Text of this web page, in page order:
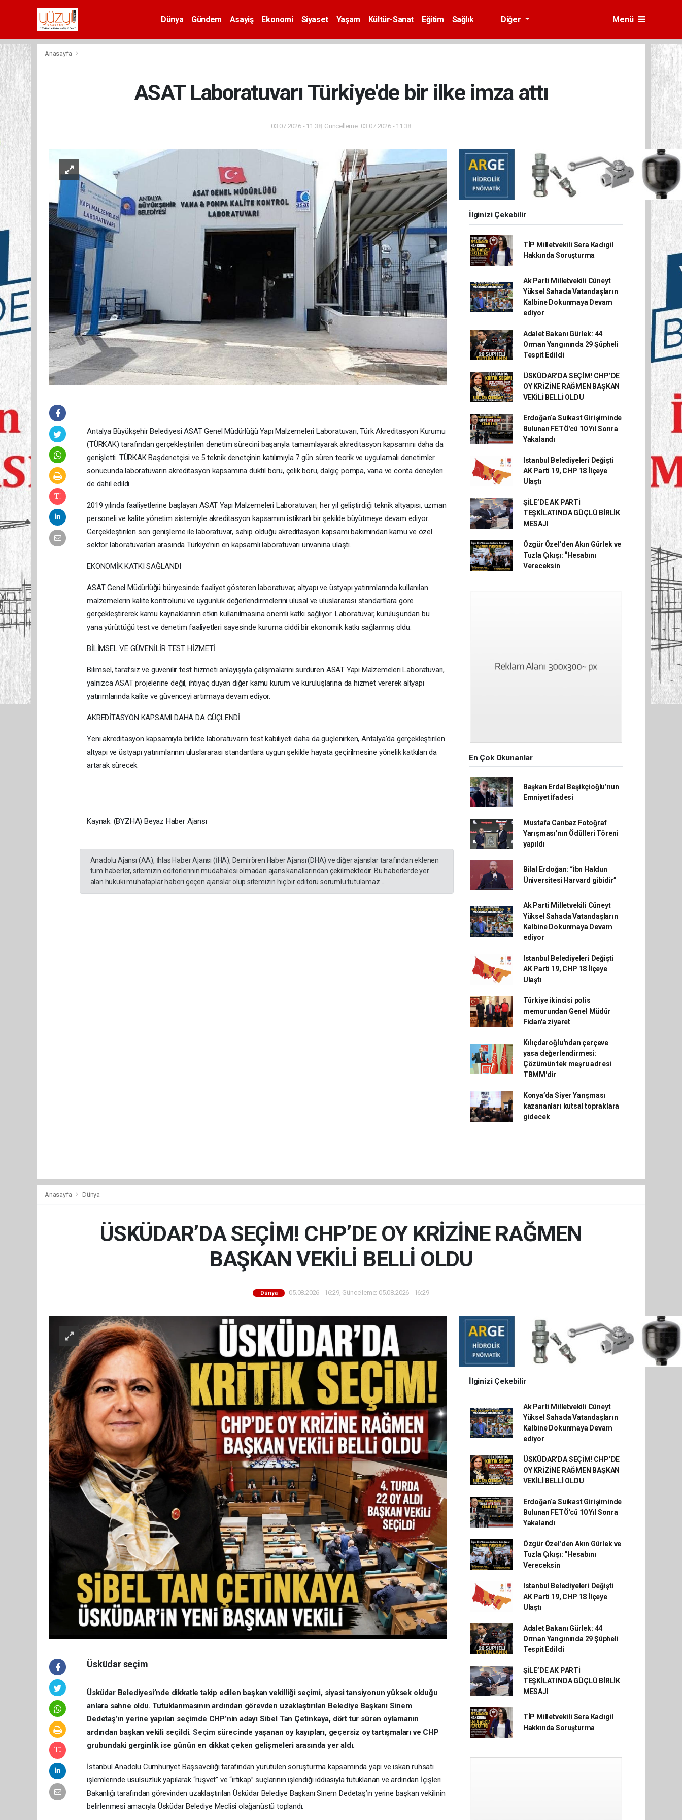
Dünya Gündem Asayiş Ekonomi Siyaset Yaşam Kültür-Sanat Eğitim
Sağlık
Diğer Menü
Anasayfa
ASAT Laboratuvarı Türkiye'de bir ilke imza attı
03.07.2026 - 11:38, Güncelleme: 03.07.2026 - 11:38
Antalya Büyükşehir Belediyesi ASAT Genel Müdürlüğü Yapı Malzemeleri Laboratuvarı, Türk Akreditasyon Kurumu
(TÜRKAK) tarafından gerçekleştirilen denetim sürecini başarıyla tamamlayarak akreditasyon kapsamını daha da
genişletti. TÜRKAK Başdenetçisi ve 5 teknik denetçinin katılımıyla 7 gün süren teorik ve uygulamalı denetimler
sonucunda laboratuvarın akreditasyon kapsamına düktil boru, çelik boru, dalgıç pompa, vana ve conta deneyleri
de dahil edildi.
2019 yılında faaliyetlerine başlayan ASAT Yapı Malzemeleri Laboratuvarı, her yıl geliştirdiği teknik altyapısı, uzman
personeli ve kalite yönetim sistemiyle akreditasyon kapsamını istikrarlı bir şekilde büyütmeye devam ediyor.
Gerçekleştirilen son genişleme ile laboratuvar, sahip olduğu akreditasyon kapsamı bakımından kamu ve özel
sektör laboratuvarları arasında Türkiye’nin en kapsamlı laboratuvarı ünvanına ulaştı.
EKONOMİK KATKI SAĞLANDI
ASAT Genel Müdürlüğü bünyesinde faaliyet gösteren laboratuvar, altyapı ve üstyapı yatırımlarında kullanılan
malzemelerin kalite kontrolünü ve uygunluk değerlendirmelerini ulusal ve uluslararası standartlara göre
gerçekleştirerek kamu kaynaklarının etkin kullanılmasına önemli katkı sağlıyor. Laboratuvar, kuruluşundan bu
yana yürüttüğü test ve denetim faaliyetleri sayesinde kuruma ciddi bir ekonomik katkı sağlanmış oldu.
BİLİMSEL VE GÜVENİLİR TEST HİZMETİ
Bilimsel, tarafsız ve güvenilir test hizmeti anlayışıyla çalışmalarını sürdüren ASAT Yapı Malzemeleri Laboratuvarı,
yalnızca ASAT projelerine değil, ihtiyaç duyan diğer kamu kurum ve kuruluşlarına da hizmet vererek altyapı
yatırımlarında kalite ve güvenceyi artırmaya devam ediyor.
AKREDİTASYON KAPSAMI DAHA DA GÜÇLENDİ
Yeni akreditasyon kapsamıyla birlikte laboratuvarın test kabiliyeti daha da güçlenirken, Antalya’da gerçekleştirilen
altyapı ve üstyapı yatırımlarının uluslararası standartlara uygun şekilde hayata geçirilmesine yönelik katkıları da
artarak sürecek.
Kaynak: (BYZHA) Beyaz Haber Ajansı
Anadolu Ajansı (AA), İhlas Haber Ajansı (İHA), Demirören Haber Ajansı (DHA) ve diğer ajanslar tarafından eklenen
tüm haberler, sitemizin editörlerinin müdahalesi olmadan ajans kanallarından çekilmektedir. Bu haberlerde yer
alan hukuki muhataplar haberi geçen ajanslar olup sitemizin hiç bir editörü sorumlu tutulamaz...
İlginizi Çekebilir
TİP Milletvekili Sera Kadıgil
Hakkında Soruşturma
Ak Parti Milletvekili Cüneyt
Yüksel Sahada Vatandaşların
Kalbine Dokunmaya Devam
ediyor
Adalet Bakanı Gürlek: 44
Orman Yangınında 29 Şüpheli
Tespit Edildi
ÜSKÜDAR’DA SEÇİM! CHP’DE
OY KRİZİNE RAĞMEN BAŞKAN
VEKİLİ BELLİ OLDU
Erdoğan’a Suikast Girişiminde
Bulunan FETÖ’cü 10 Yıl Sonra
Yakalandı
Istanbul Belediyeleri Değişti
AK Parti 19, CHP 18 İlçeye
Ulaştı
ŞİLE’DE AK PARTİ
TEŞKİLATINDA GÜÇLÜ BİRLİK
MESAJI
Özgür Özel’den Akın Gürlek ve
Tuzla Çıkışı: “Hesabını
Vereceksin
En Çok Okunanlar
Başkan Erdal Beşikçioğlu’nun
Emniyet İfadesi
Mustafa Canbaz Fotoğraf
Yarışması’nın Ödülleri Töreni
yapıldı
Bilal Erdoğan: “İbn Haldun
Üniversitesi Harvard gibidir”
Ak Parti Milletvekili Cüneyt
Yüksel Sahada Vatandaşların
Kalbine Dokunmaya Devam
ediyor
Istanbul Belediyeleri Değişti
AK Parti 19, CHP 18 İlçeye
Ulaştı
Türkiye ikincisi polis
memurundan Genel Müdür
Fidan'a ziyaret
Kılıçdaroğlu'ndan çerçeve
yasa değerlendirmesi:
Çözümün tek meşru adresi
TBMM'dir
Konya’da Siyer Yarışması
kazananları kutsal topraklara
gidecek
Anasayfa Dünya
ÜSKÜDAR’DA SEÇİM! CHP’DE OY KRİZİNE RAĞMEN
BAŞKAN VEKİLİ BELLİ OLDU
Dünya 05.08.2026 - 16:29, Güncelleme: 05.08.2026 - 16:29
Üsküdar seçim
Üsküdar Belediyesi’nde dikkatle takip edilen başkan vekilliği seçimi, siyasi tansiyonun yüksek olduğu
anlara sahne oldu. Tutuklanmasının ardından görevden uzaklaştırılan Belediye Başkanı Sinem
Dedetaş’ın yerine yapılan seçimde CHP’nin adayı Sibel Tan Çetinkaya, dört tur süren oylamanın
ardından başkan vekili seçildi. Seçim sürecinde yaşanan oy kayıpları, geçersiz oy tartışmaları ve CHP
grubundaki gerginlik ise günün en dikkat çeken gelişmeleri arasında yer aldı.
İstanbul Anadolu Cumhuriyet Başsavcılığı tarafından yürütülen soruşturma kapsamında yapı ve iskan ruhsatı
işlemlerinde usulsüzlük yapılarak “rüşvet” ve “irtikap” suçlarının işlendiği iddiasıyla tutuklanan ve ardından İçişleri
Bakanlığı tarafından görevinden uzaklaştırılan Üsküdar Belediye Başkanı Sinem Dedetaş’ın yerine başkan vekilinin
belirlenmesi amacıyla Üsküdar Belediye Meclisi olağanüstü toplandı.
İlginizi Çekebilir
Ak Parti Milletvekili Cüneyt
Yüksel Sahada Vatandaşların
Kalbine Dokunmaya Devam
ediyor
ÜSKÜDAR’DA SEÇİM! CHP’DE
OY KRİZİNE RAĞMEN BAŞKAN
VEKİLİ BELLİ OLDU
Erdoğan’a Suikast Girişiminde
Bulunan FETÖ’cü 10 Yıl Sonra
Yakalandı
Özgür Özel’den Akın Gürlek ve
Tuzla Çıkışı: “Hesabını
Vereceksin
Istanbul Belediyeleri Değişti
AK Parti 19, CHP 18 İlçeye
Ulaştı
Adalet Bakanı Gürlek: 44
Orman Yangınında 29 Şüpheli
Tespit Edildi
ŞİLE’DE AK PARTİ
TEŞKİLATINDA GÜÇLÜ BİRLİK
MESAJI
TİP Milletvekili Sera Kadıgil
Hakkında Soruşturma